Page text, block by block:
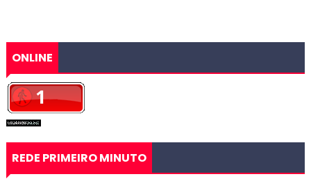
ONLINE
REDE PRIMEIRO MINUTO